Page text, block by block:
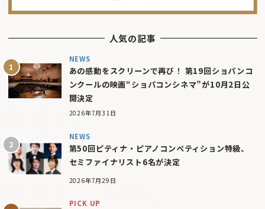
人気の記事
NEWS
あの感動をスクリーンで再び！ 第19回ショパンコ
ンクールの映画“ショパコンシネマ”が10月2日公
開決定
2026年7月31日
NEWS
第50回ピティナ・ピアノコンペティション特級、
セミファイナリスト6名が決定
2026年7月29日
PICK UP